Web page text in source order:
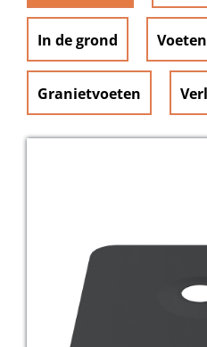
In de grond
Granietvoeten